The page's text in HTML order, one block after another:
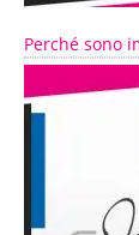
Perché sono